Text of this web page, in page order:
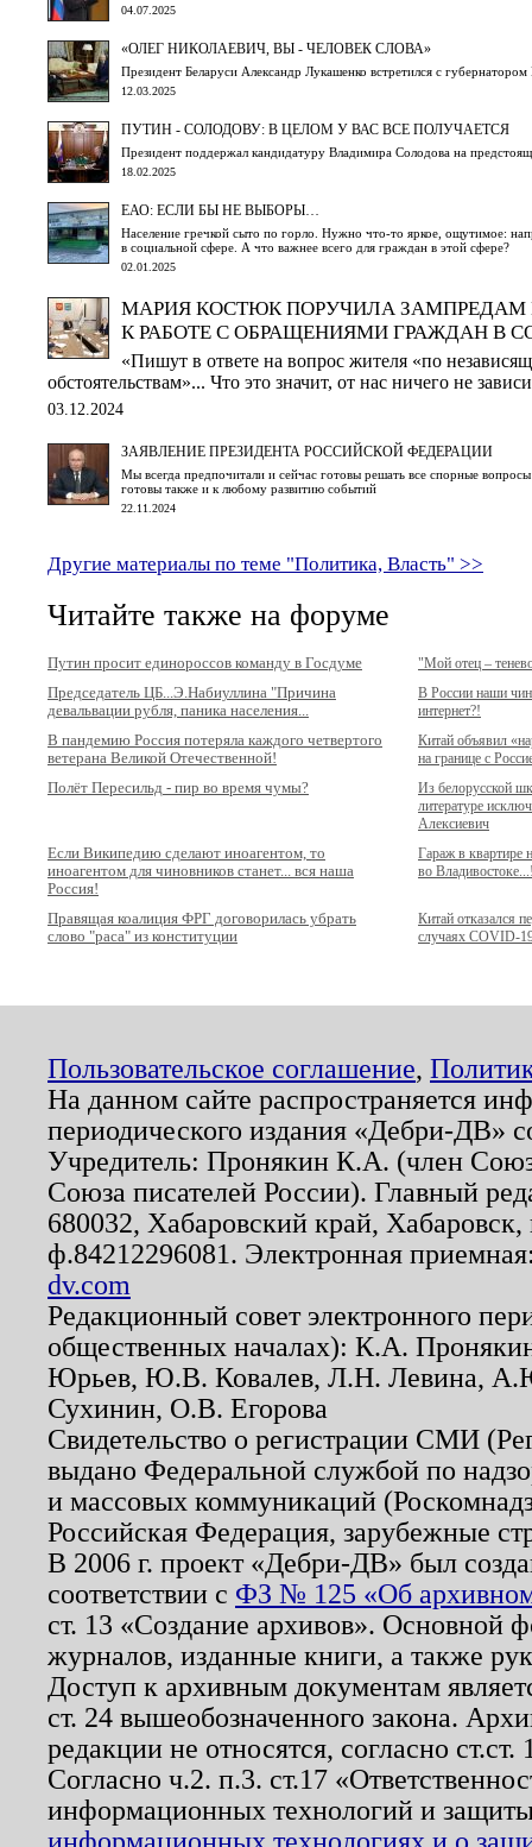
04.07.2025
«ОЛЕГ НИКОЛАЕВИЧ, ВЫ - ЧЕЛОВЕК СЛОВА»
Президент Беларуси Александр Лукашенко встретился с
12.03.2025
ПУТИН - СОЛОДОВУ: В ЦЕЛОМ У ВАС ВСЕ ПОЛУЧАЕТСЯ
Президент поддержал кандидатуру Владимира Солодова на
18.02.2025
ЕАО: ЕСЛИ БЫ НЕ ВЫБОРЫ…
Население гречкой сыто по горло. Нужно что-то яркое, ощутимое:
в социальной сфере. А что важнее всего для граждан в этой сфере?
02.01.2025
МАРИЯ КОСТЮК ПОРУЧИЛА ЗАМПРЕДАМ
К РАБОТЕ С ОБРАЩЕНИЯМИ ГРАЖДАН В
«Пишут в ответе на вопрос жителя «по
обстоятельствам»... Что это значит, от нас ничего не
03.12.2024
ЗАЯВЛЕНИЕ ПРЕЗИДЕНТА РОССИЙСКОЙ ФЕДЕРАЦИИ
Мы всегда предпочитали и сейчас готовы решать все спорные
готовы также и к любому развитию событий
22.11.2024
Другие материалы по теме "Политика, Власть" >>
Читайте также на форуме
Путин просит единороссов команду в Госдуме
"Мой отец –
Председатель ЦБ...Э.Набиуллина "Причина
девальвации рубля, паника населения...
В России наши
интернет?!
В пандемию Россия потеряла каждого четвертого
ветерана Великой Отечественной!
Китай объявил
на границе с
Полёт Пересильд - пир во время чумы?
Из белорусской
литературе
Алексиевич
Если Википедию сделают иноагентом, то
иноагентом для чиновников станет... вся наша
Россия!
Гараж в
во
Правящая коалиция ФРГ договорилась убрать
слово "раса" из конституции
Китай отказался
случаях COVID-
Пользовательское соглашение,
На данном сайте распространяется
периодического издания «Дебри-ДВ»
Учредитель: Пронякин К.А. (член
Союза писателей России). Главный
680032, Хабаровский край,
ф.84212296081. Электронная
dv.com
Редакционный совет электронного
общественных началах): К.А.
Юрьев, Ю.В. Ковалев, Л.Н. Левина,
Сухинин, О.В. Егорова
Свидетельство о регистрации СМИ
выдано Федеральной службой по
и массовых коммуникаций
Российская Федерация, зарубежные
В 2006 г. проект «Дебри-ДВ» был
соответствии с ФЗ № 125 «Об
ст. 13 «Создание архивов». Основной
журналов, изданные книги, а также
Доступ к архивным документам
ст. 24 вышеобозначенного закона.
редакции не относятся, согласно
Согласно ч.2. п.3. ст.17
информационных технологий и
информационных технологиях и о